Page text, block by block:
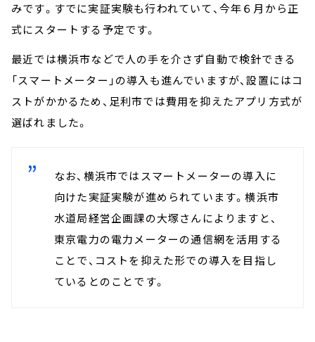
みです。すでに実証実験も行われていて、今年６月から正
式にスタートする予定です。
最近では横浜市などで人の手を介さず自動で検針できる
「スマートメーター」の導入も進んでいますが、設置にはコ
ストがかかるため、足利市では費用を抑えたアプリ方式が
選ばれました。
なお、横浜市ではスマートメーターの導入に
向けた実証実験が進められています。横浜市
水道局経営企画課の大塚さんによりますと、
東京電力の電力メーターの通信網を活用する
ことで、コストを抑えた形での導入を目指し
ているとのことです。